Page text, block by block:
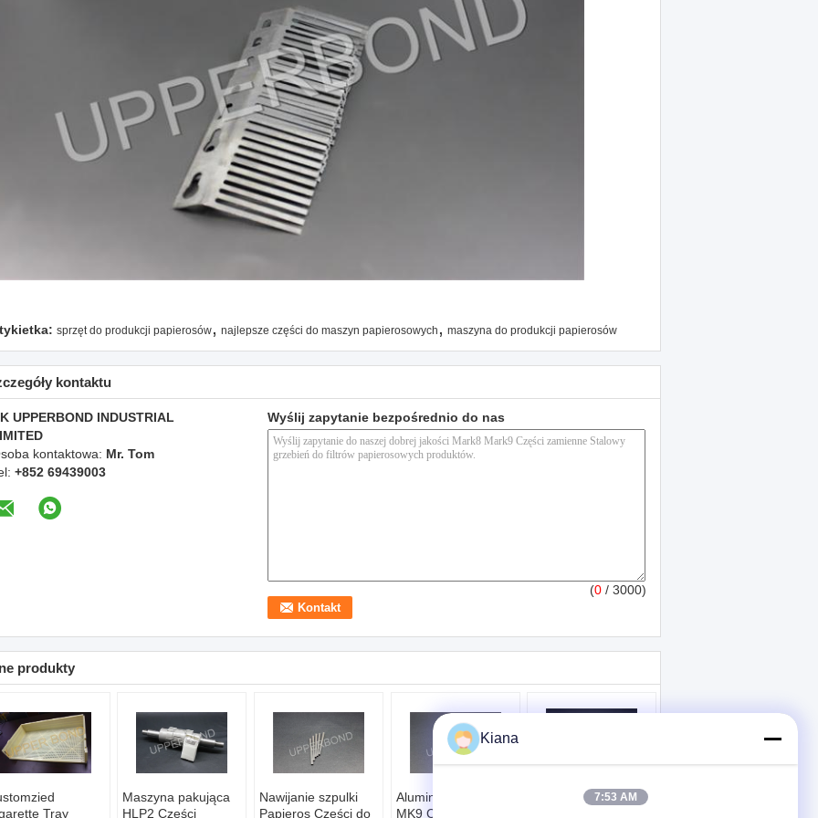
sprzęt do produkcji papierosów, najlepsze części do maszyn papierosowych , maszyna do produkcji papierosów
kontaktu
UPPERBOND INDUSTRIAL
kontaktowa: Mr. Tom
+852 69439003
Wyślij zapytanie bezpośrednio do nas
(0 / 3000)
produkty
Tray
Maszyna pakująca
HLP2 Części
Nawijanie szpulki
Papieros Części do
Aluminiowe MK8
MK9 Części
Taśma garniturowa
Kiana
7:53 AM